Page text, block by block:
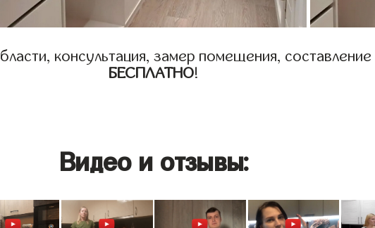
консультация, замер помещения, составление
БЕСПЛАТНО!
Видео и отзывы: